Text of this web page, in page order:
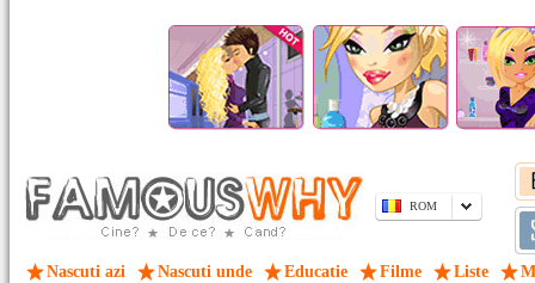
ROM
Nascuti azi Nascuti unde Educatie Filme Liste